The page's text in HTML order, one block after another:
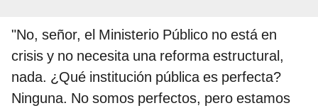
"No, señor, el Ministerio Público no está en
crisis y no necesita una reforma estructural,
nada. ¿Qué institución pública es perfecta?
Ninguna. No somos perfectos, pero estamos